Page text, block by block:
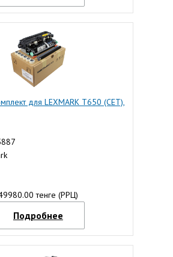
для LEXMARK T650 (CET),
тенге (РРЦ)
Подробнее